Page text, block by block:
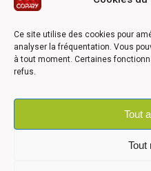
Ce site utilise des cookies pour
analyser la fréquentation. Vous
à tout moment. Certaines
refus.
Tout
Tout
Ce site a été réalisé avec
Pays